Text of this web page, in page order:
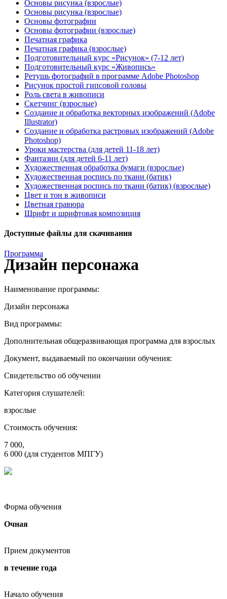
Основы рисунка (взрослые)
Основы рисунка (взрослые)
Основы фотографии
Основы фотографии (взрослые)
Печатная графика
Печатная графика (взрослые)
Подготовительный курс «Рисунок» (7-12 лет)
Подготовительный курс «Живопись»
Ретушь фотографий в программе Adobe Photoshop
Рисунок простой гипсовой головы
Роль света в живописи
Скетчинг (взрослые)
Создание и обработка векторных изображений (Adobe
Illustrator)
Создание и обработка растровых изображений (Adobe
Photoshop)
Уроки мастерства (для детей 11-18 лет)
Фантазии (для детей 6-11 лет)
Художественная обработка бумаги (взрослые)
Художественная роспись по ткани (батик)
Художественная роспись по ткани (батик) (взрослые)
Цвет и тон в живописи
Цветная гравюра
Шрифт и шрифтовая композиция
Доступные файлы для скачивания
Программа
Дизайн персонажа
Наименование программы:
Дизайн персонажа
Вид программы:
Дополнительная общеразвивающая программа для взрослых
Документ, выдаваемый по окончании обучения:
Свидетельство об обучении
Категория слушателей:
взрослые
Стоимость обучения:
7 000,
6 000 (для студентов МПГУ)
Форма обучения
Очная
Прием документов
в течение года
Начало обучения